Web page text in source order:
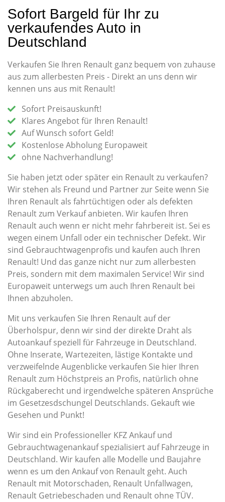
Sofort Bargeld für Ihr zu
verkaufendes Auto in
Deutschland
Verkaufen Sie Ihren Renault ganz bequem von zuhause
aus zum allerbesten Preis - Direkt an uns denn wir
kennen uns aus mit Renault!
Sofort Preisauskunft!
Klares Angebot für Ihren Renault!
Auf Wunsch sofort Geld!
Kostenlose Abholung Europaweit
ohne Nachverhandlung!
Sie haben jetzt oder später ein Renault zu verkaufen?
Wir stehen als Freund und Partner zur Seite wenn Sie
Ihren Renault als fahrtüchtigen oder als defekten
Renault zum Verkauf anbieten. Wir kaufen Ihren
Renault auch wenn er nicht mehr fahrbereit ist. Sei es
wegen einem Unfall oder ein technischer Defekt. Wir
sind Gebrauchtwagenprofis und kaufen auch Ihren
Renault! Und das ganze nicht nur zum allerbesten
Preis, sondern mit dem maximalen Service! Wir sind
Europaweit unterwegs um auch Ihren Renault bei
Ihnen abzuholen.
Mit uns verkaufen Sie Ihren Renault auf der
Überholspur, denn wir sind der direkte Draht als
Autoankauf speziell für Fahrzeuge in Deutschland.
Ohne Inserate, Wartezeiten, lästige Kontakte und
verzweifelnde Augenblicke verkaufen Sie hier Ihren
Renault zum Höchstpreis an Profis, natürlich ohne
Rückgaberecht und irgendwelche späteren Ansprüche
im Gesetzesdschungel Deutschlands. Gekauft wie
Gesehen und Punkt!
Wir sind ein Professioneller KFZ Ankauf und
Gebrauchtwagenankauf spezialisiert auf Fahrzeuge in
Deutschland. Wir kaufen alle Modelle und Baujahre
wenn es um den Ankauf von Renault geht. Auch
Renault mit Motorschaden, Renault Unfallwagen,
Renault Getriebeschaden und Renault ohne TÜV.